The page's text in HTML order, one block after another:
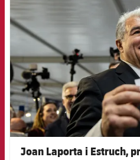
Joan Laporta i Estruch,